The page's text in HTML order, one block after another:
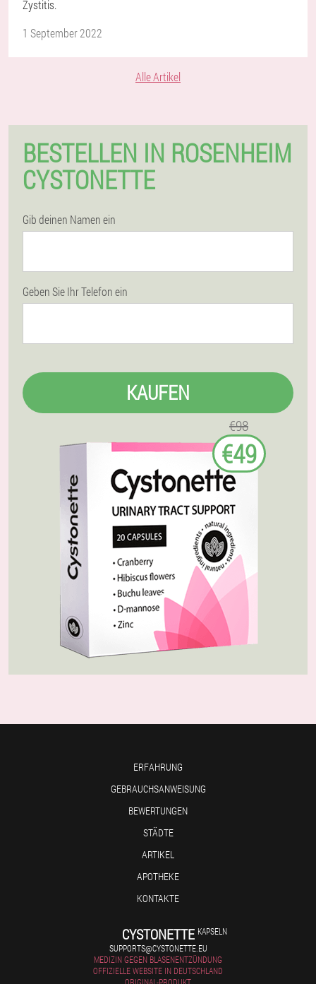
Zystitis.
1 September 2022
Alle Artikel
BESTELLEN IN ROSENHEIM
CYSTONETTE
Gib deinen Namen ein
Geben Sie Ihr Telefon ein
KAUFEN
€98
€49
ERFAHRUNG
GEBRAUCHSANWEISUNG
BEWERTUNGEN
STÄDTE
ARTIKEL
APOTHEKE
KONTAKTE
CYSTONETTE KAPSELN
SUPPORTS@CYSTONETTE.EU
MEDIZIN GEGEN BLASENENTZÜNDUNG
OFFIZIELLE WEBSITE IN DEUTSCHLAND